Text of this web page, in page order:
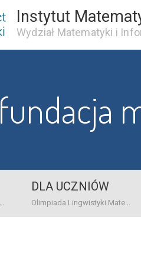
Instytut
Wydział Matematyki i
fundacja
dane bankowo-adresowe kontakt
DLA UCZNIÓW
Olimpiada Lingwistyki Matematycznej